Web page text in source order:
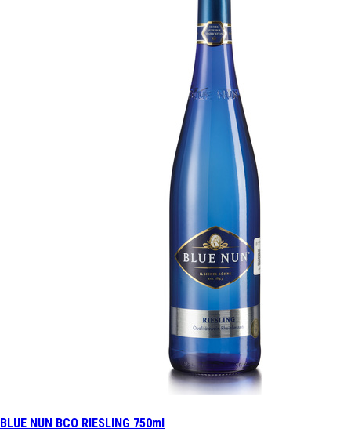
BLUE NUN BCO RIESLING 750ml